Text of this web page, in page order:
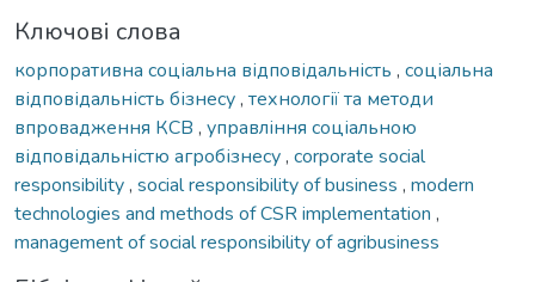
Ключові слова
корпоративна соціальна відповідальність , соціальна
відповідальність бізнесу, технології та методи
впровадження КСВ , управління соціальною
відповідальністю агробізнесу, corporate social
responsibility, social responsibility of business , modern
technologies and methods of CSR implementation ,
management of social responsibility of agribusiness